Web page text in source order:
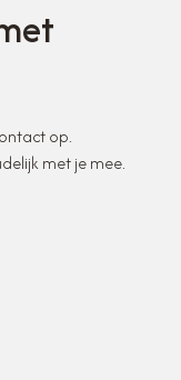
op.
met je mee.